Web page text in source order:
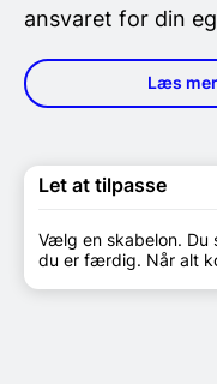
ansvaret for din
Læs
Let at tilpasse
Vælg en skabelon. Du
du er færdig. Når alt